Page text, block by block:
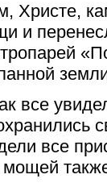
Христе,
и
все
все